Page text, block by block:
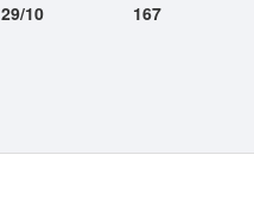
29/10 167